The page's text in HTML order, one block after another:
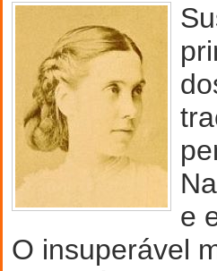
e
O insuperável